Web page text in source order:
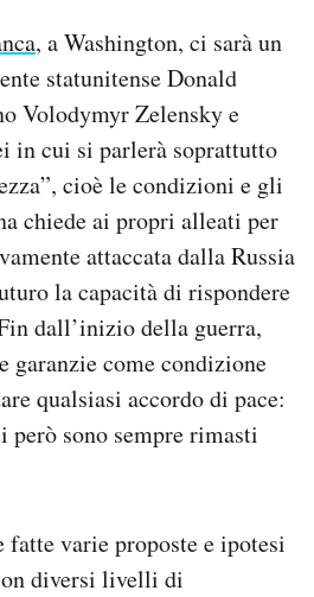
, a Washington, ci sarà un
statunitense Donald
Volodymyr Zelensky e
in cui si parlerà soprattutto
cioè le condizioni e gli
chiede ai propri alleati per
attaccata dalla Russia
la capacità di rispondere
dall’inizio della guerra,
garanzie come condizione
qualsiasi accordo di pace:
però sono sempre rimasti
fatte varie proposte e ipotesi
diversi livelli di